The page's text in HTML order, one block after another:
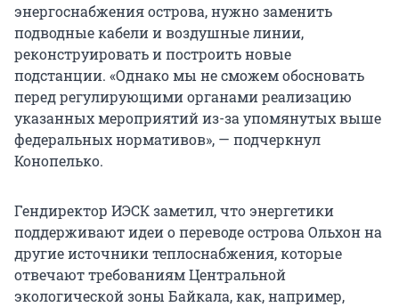
энергоснабжения острова, нужно заменить
подводные кабели и воздушные линии,
реконструировать и построить новые
подстанции. «Однако мы не сможем обосновать
перед регулирующими органами реализацию
указанных мероприятий из-за упомянутых выше
федеральных нормативов», — подчеркнул
Конопелько.
Гендиректор ИЭСК заметил, что энергетики
поддерживают идеи о переводе острова Ольхон на
другие источники теплоснабжения, которые
отвечают требованиям Центральной
экологической зоны Байкала, как, например,